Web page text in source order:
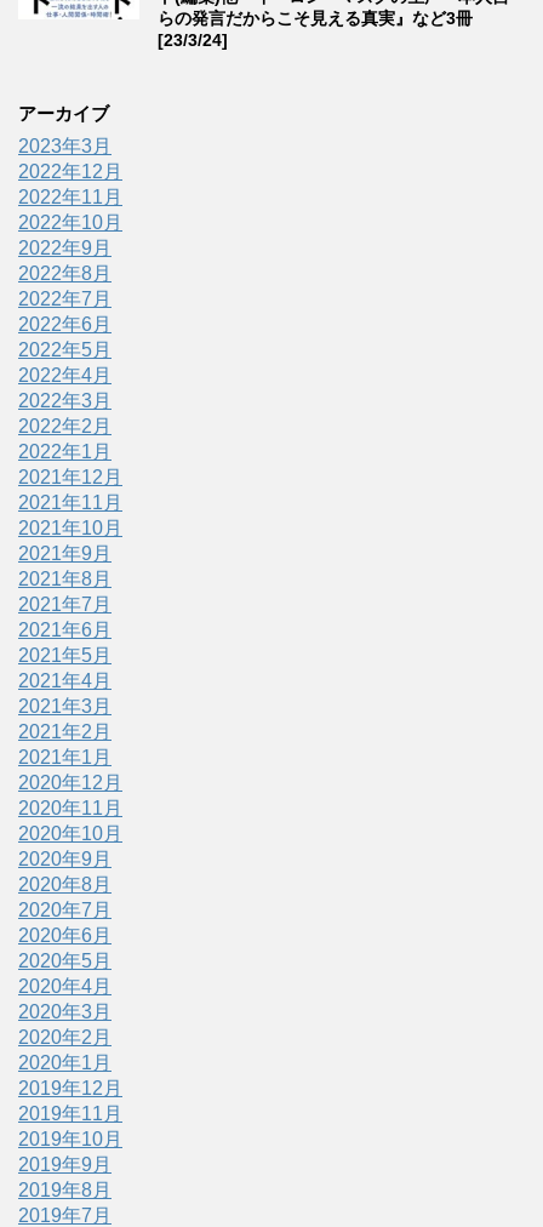
らの発言だからこそ見える真実』など3冊
[23/3/24]
アーカイブ
2023年3月
2022年12月
2022年11月
2022年10月
2022年9月
2022年8月
2022年7月
2022年6月
2022年5月
2022年4月
2022年3月
2022年2月
2022年1月
2021年12月
2021年11月
2021年10月
2021年9月
2021年8月
2021年7月
2021年6月
2021年5月
2021年4月
2021年3月
2021年2月
2021年1月
2020年12月
2020年11月
2020年10月
2020年9月
2020年8月
2020年7月
2020年6月
2020年5月
2020年4月
2020年3月
2020年2月
2020年1月
2019年12月
2019年11月
2019年10月
2019年9月
2019年8月
2019年7月